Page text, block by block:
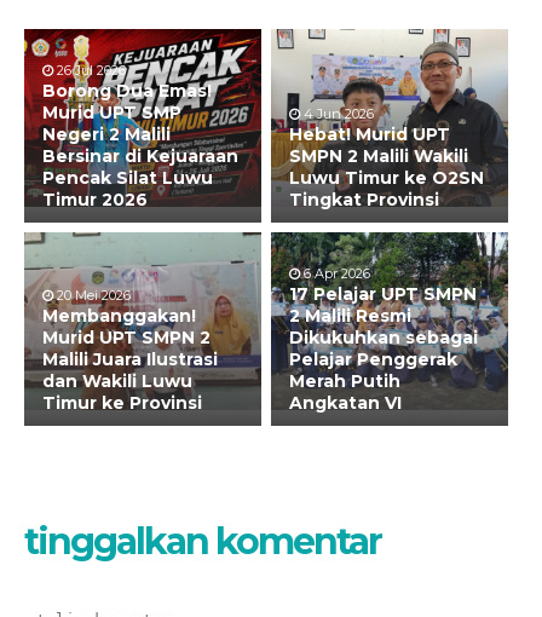
26 Jul 2026
Borong Dua Emas!
Murid UPT SMP
Negeri 2 Malili
Bersinar di Kejuaraan
Pencak Silat Luwu
Timur 2026
4 Jun 2026
Hebat! Murid UPT
SMPN 2 Malili Wakili
Luwu Timur ke O2SN
Tingkat Provinsi
20 Mei 2026
Membanggakan!
Murid UPT SMPN 2
Malili Juara Ilustrasi
dan Wakili Luwu
Timur ke Provinsi
6 Apr 2026
17 Pelajar UPT SMPN
2 Malili Resmi
Dikukuhkan sebagai
Pelajar Penggerak
Merah Putih
Angkatan VI
tinggalkan komentar